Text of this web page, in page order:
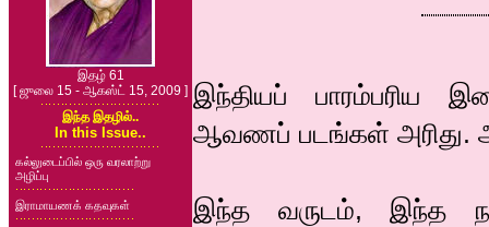
இதழ் 61
[ ஜுலை 15 - ஆகஸ்ட் 15, 2009 ]
இந்த இதழில்..
In this Issue..
கல்லுடைப்பில் ஒரு வரலாற்று
அழிப்பு
இராமாயணக் கதவுகள்
இந்தியப் பாரம்பரிய
ஆவணப் படங்கள் அரிது.
இந்த வருடம், இந்த